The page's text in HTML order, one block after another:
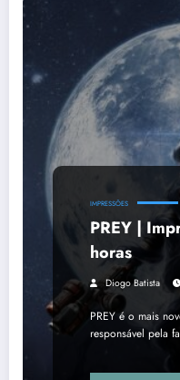
IMPRESSÕES
PREY |
horas
Diogo Batista
PREY é o mais
responsável pela